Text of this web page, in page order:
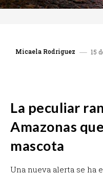
Micaela Rodriguez 15
La peculiar
Amazonas
mascota
Una nueva alerta se ha